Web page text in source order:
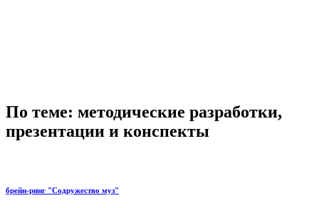
По теме: методические разработки,
презентации и конспекты
брейн-ринг "Содружество муз"